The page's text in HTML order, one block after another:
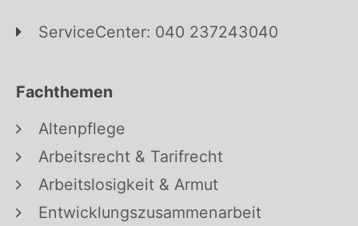
ServiceCenter: 040 237243040
Fachthemen
Altenpflege
Arbeitsrecht & Tarifrecht
Arbeitslosigkeit & Armut
Entwicklungszusammenarbeit